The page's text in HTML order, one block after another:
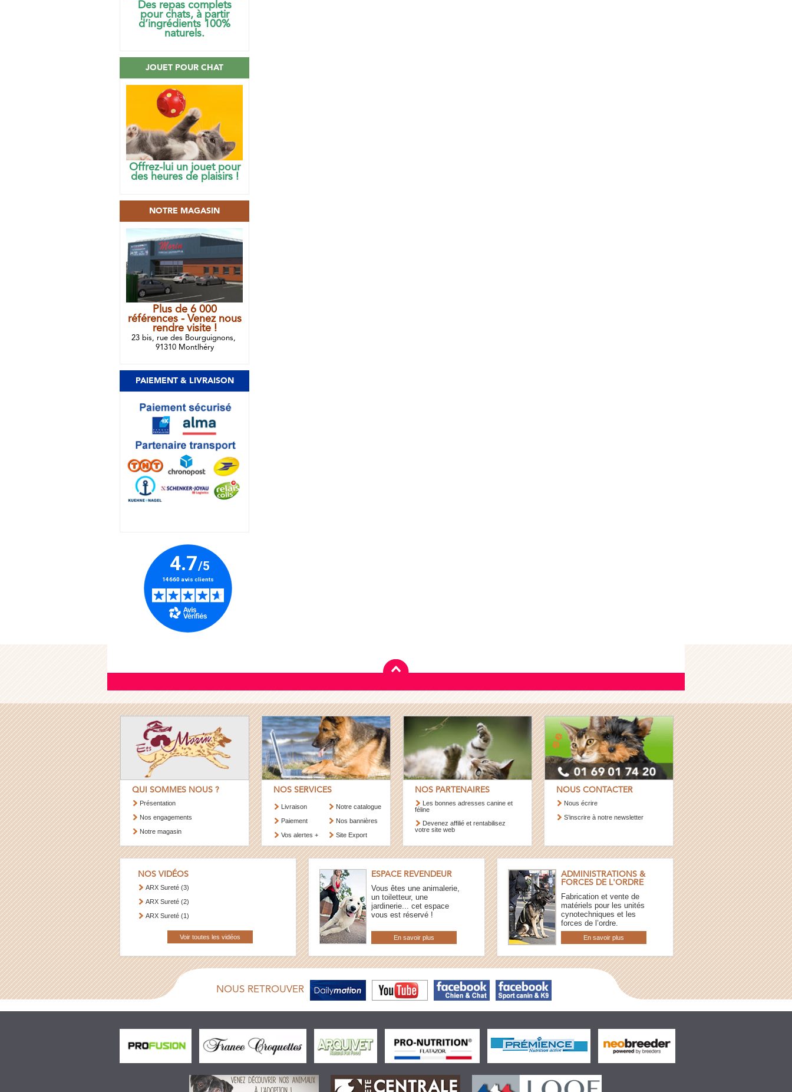
Des repas complets
pour chats, à partir
d’ingrédients 100%
naturels.
JOUET POUR CHAT
Offrez-lui un jouet pour
des heures de plaisirs !
NOTRE MAGASIN
Plus de 6 000
références - Venez nous
rendre visite !
23 bis, rue des Bourguignons,
91310 Montlhéry
PAIEMENT & LIVRAISON
QUI SOMMES NOUS ?
Présentation
Nos engagements
Notre magasin
NOS SERVICES
Livraison
Paiement
Vos alertes +
Notre catalogue
Nos bannières
Site Export
NOS PARTENAIRES
Les bonnes adresses canine et
féline
Devenez affilié et rentabilisez
votre site web
NOUS CONTACTER
Nous écrire
S’inscrire à notre newsletter
NOS VIDÉOS
ARX Sureté (3)
ARX Sureté (2)
ARX Sureté (1)
Voir toutes les vidéos
ESPACE REVENDEUR
Vous êtes une animalerie,
un toiletteur, une
jardinerie... cet espace
vous est réservé !
En savoir plus
ADMINISTRATIONS &
FORCES DE L'ORDRE
Fabrication et vente de
matériels pour les unités
cynotechniques et les
forces de l’ordre.
En savoir plus
NOUS RETROUVER